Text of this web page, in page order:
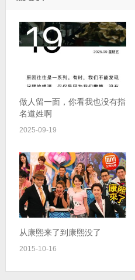
做人留一面，你看我也没有指
名道姓啊
2025-09-19
从康熙来了到康熙没了
2015-10-16